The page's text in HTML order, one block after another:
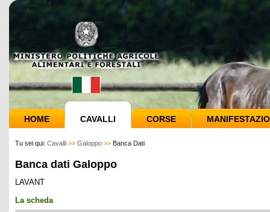
HOME CAVALLI CORSE
Tu sei qui: Cavalli >> Galoppo >> Banca Dati
Banca dati Galoppo
LAVANT
La scheda